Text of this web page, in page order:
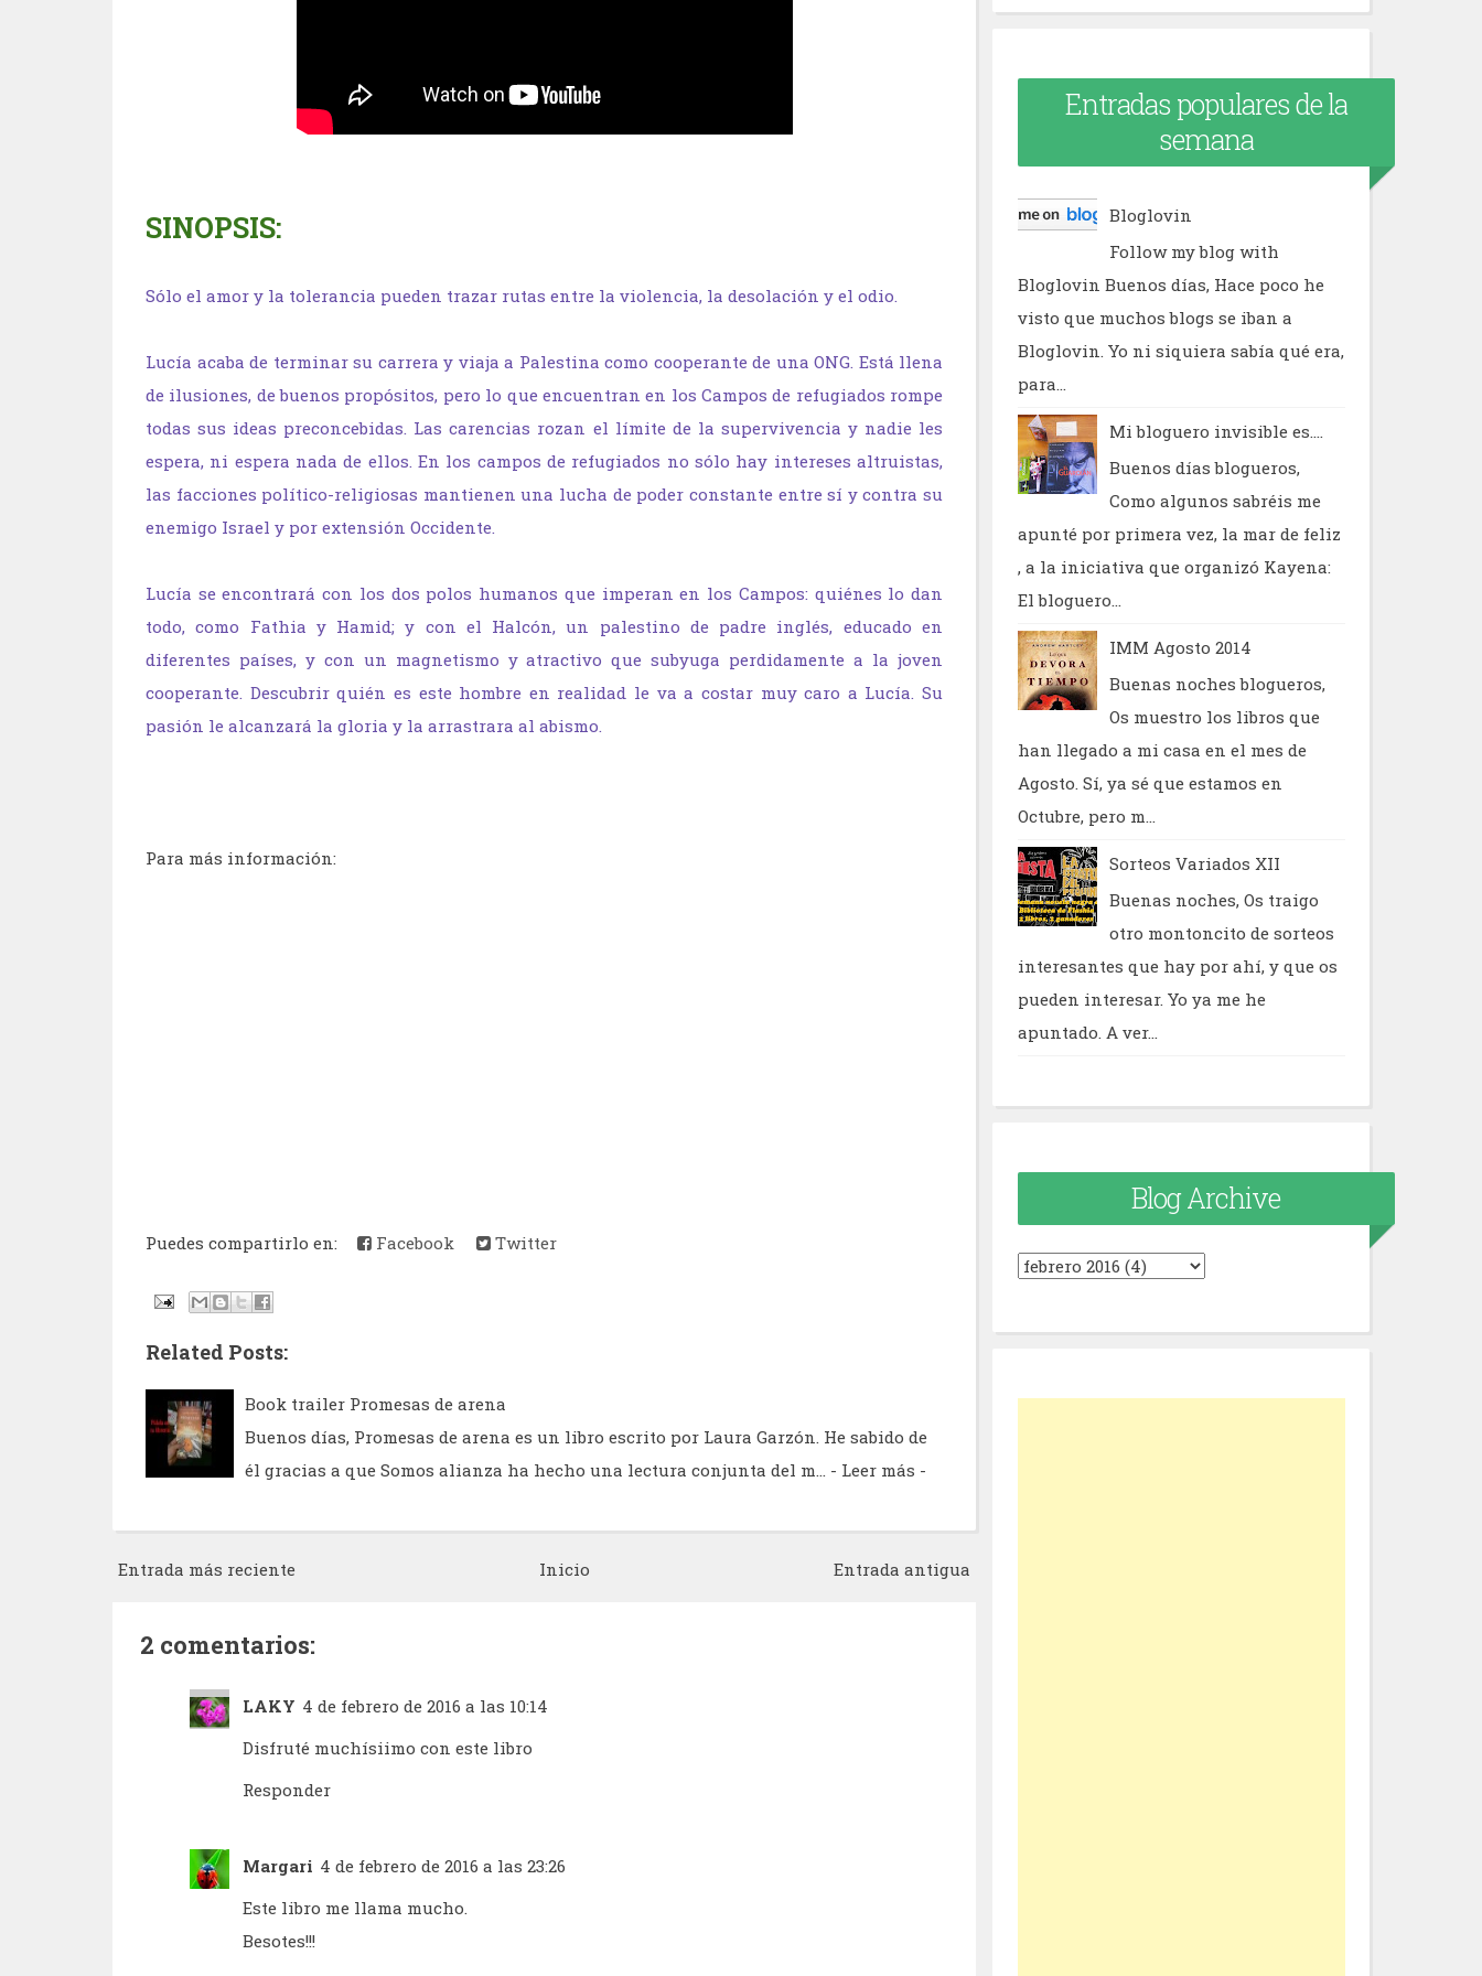
SINOPSIS:
Sólo el amor y la tolerancia pueden trazar rutas entre la violencia, la desolación y el odio.
Lucía acaba de terminar su carrera y viaja a Palestina como cooperante de una ONG. Está llena
de ilusiones, de buenos propósitos, pero lo que encuentran en los Campos de refugiados rompe
todas sus ideas preconcebidas. Las carencias rozan el límite de la supervivencia y nadie les
espera, ni espera nada de ellos. En los campos de refugiados no sólo hay intereses altruistas,
las facciones político-religiosas mantienen una lucha de poder constante entre sí y contra su
enemigo Israel y por extensión Occidente.
Lucía se encontrará con los dos polos humanos que imperan en los Campos: quiénes lo dan
todo, como Fathia y Hamid; y con el Halcón, un palestino de padre inglés, educado en
diferentes países, y con un magnetismo y atractivo que subyuga perdidamente a la joven
cooperante. Descubrir quién es este hombre en realidad le va a costar muy caro a Lucía. Su
pasión le alcanzará la gloria y la arrastrara al abismo.
Para más información:
Puedes compartirlo en: Facebook Twitter
Related Posts:
Book trailer Promesas de arena
Buenos días, Promesas de arena es un libro escrito por Laura Garzón. He sabido de
él gracias a que Somos alianza ha hecho una lectura conjunta del m…
- Leer más -
Entrada más reciente Entrada antigua
Inicio
2 comentarios:
LAKY 4 de febrero de 2016 a las 10:14
Disfruté muchísiimo con este libro
Responder
Margari 4 de febrero de 2016 a las 23:26
Este libro me llama mucho.
Besotes!!!
Entradas populares de la
semana
Bloglovin
Follow my blog with
Bloglovin Buenos días, Hace poco he
visto que muchos blogs se iban a
Bloglovin. Yo ni siquiera sabía qué era,
para...
Mi bloguero invisible es....
Buenos días blogueros,
Como algunos sabréis me
apunté por primera vez, la mar de feliz
, a la iniciativa que organizó Kayena:
El bloguero...
IMM Agosto 2014
Buenas noches blogueros,
Os muestro los libros que
han llegado a mi casa en el mes de
Agosto. Sí, ya sé que estamos en
Octubre, pero m...
Sorteos Variados XII
Buenas noches, Os traigo
otro montoncito de sorteos
interesantes que hay por ahí, y que os
pueden interesar. Yo ya me he
apuntado. A ver...
Blog Archive